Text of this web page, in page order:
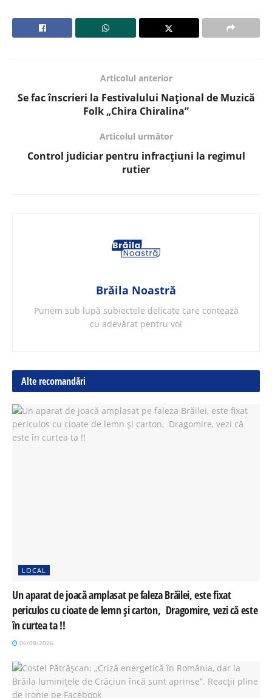
Articolul anterior
Se fac înscrieri la Festivalului Național de Muzică
Folk „Chira Chiralina”
Articolul următor
Control judiciar pentru infracțiuni la regimul
rutier
Brăila Noastră
Punem sub lupă subiectele delicate care contează
cu adevărat pentru voi
Alte recomandări
LOCAL
Un aparat de joacă amplasat pe faleza Brăilei, este fixat
periculos cu cioate de lemn și carton, Dragomire, vezi că este
în curtea ta !!
06/08/2026